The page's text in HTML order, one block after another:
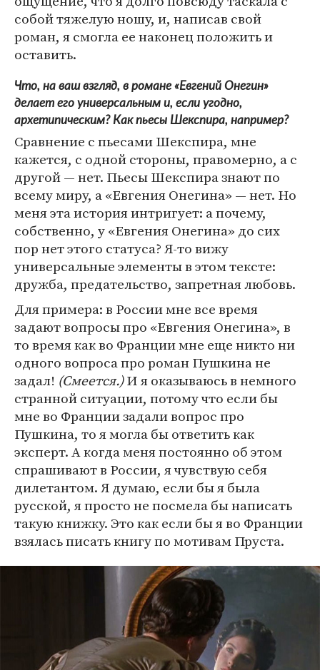
собой тяжелую ношу, и, написав свой
роман, я смогла ее наконец положить и
оставить.
Что, на ваш взгляд, в романе «Евгений Онегин»
делает его универсальным и, если угодно,
архетипическим? Как пьесы Шекспира, например?
Сравнение с пьесами Шекспира, мне
кажется, с одной стороны, правомерно, а с
другой — нет. Пьесы Шекспира знают по
всему миру, а «Евгения Онегина» — нет. Но
меня эта история интригует: а почему,
собственно, у «Евгения Онегина» до сих
пор нет этого статуса? Я-то вижу
универсальные элементы в этом тексте:
дружба, предательство, запретная любовь.
Для примера: в России мне все время
задают вопросы про «Евгения Онегина», в
то время как во Франции мне еще никто ни
одного вопроса про роман Пушкина не
задал! (Смеется.)И я оказываюсь в немного
странной ситуации, потому что если бы
мне во Франции задали вопрос про
Пушкина, то я могла бы ответить как
эксперт. А когда меня постоянно об этом
спрашивают в России, я чувствую себя
дилетантом. Я думаю, если бы я была
русской, я просто не посмела бы написать
такую книжку. Это как если бы я во Франции
взялась писать книгу по мотивам Пруста.